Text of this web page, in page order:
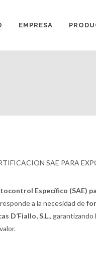
EMPRESA
SAE PARA
Específico (SAE)
a la necesidad de
D’Fiallo, S.L.,